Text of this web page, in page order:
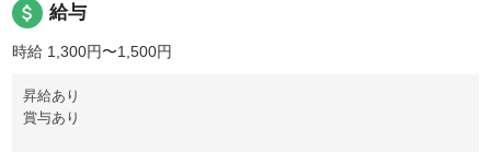
attach_money 給与
時給 1,300円〜1,500円
昇給あり
賞与あり